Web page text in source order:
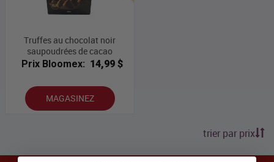
Truffes au chocolat noir
saupoudrées de cacao
Prix Bloomex: 14,99 $
MAGASINEZ
trier par prix